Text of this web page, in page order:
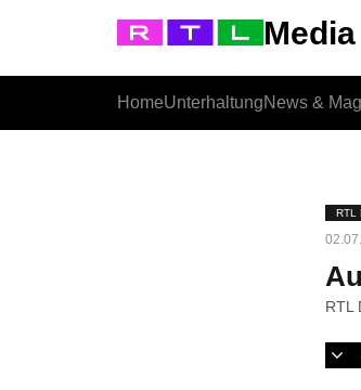
HomeUnterhaltungNews &
RTL
RTL